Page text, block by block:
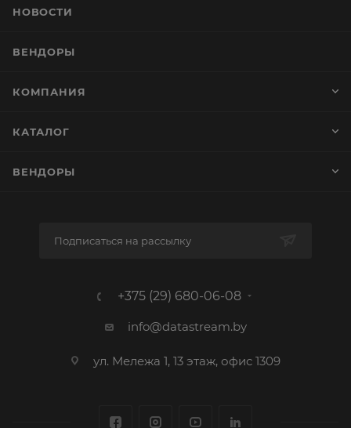
НОВОСТИ
ВЕНДОРЫ
КОМПАНИЯ
КАТАЛОГ
ВЕНДОРЫ
Подписаться на рассылку
+375 (29) 680-06-08
info@datastream.by
ул. Мележа 1, 13 этаж, офис 1309